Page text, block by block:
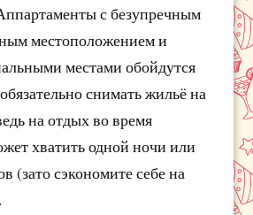
с безупречным
местоположением и
местами обойдутся
снимать жильё на
на отдых во время
хватить одной ночи или
(зато сэкономите себе на